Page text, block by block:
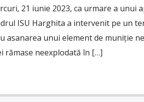
21 iunie 2023, ca urmare a unui
ISU Harghita a intervenit pe un
asanarea unui element de muniție
rămase neexplodată în […]